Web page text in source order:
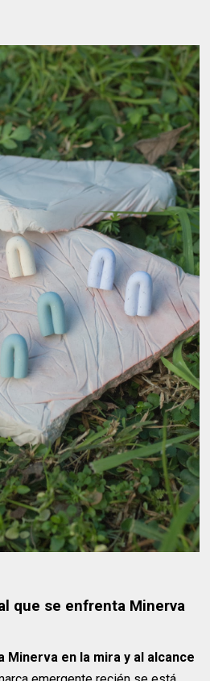
que se enfrenta Minerva
Minerva en la mira y al alcance